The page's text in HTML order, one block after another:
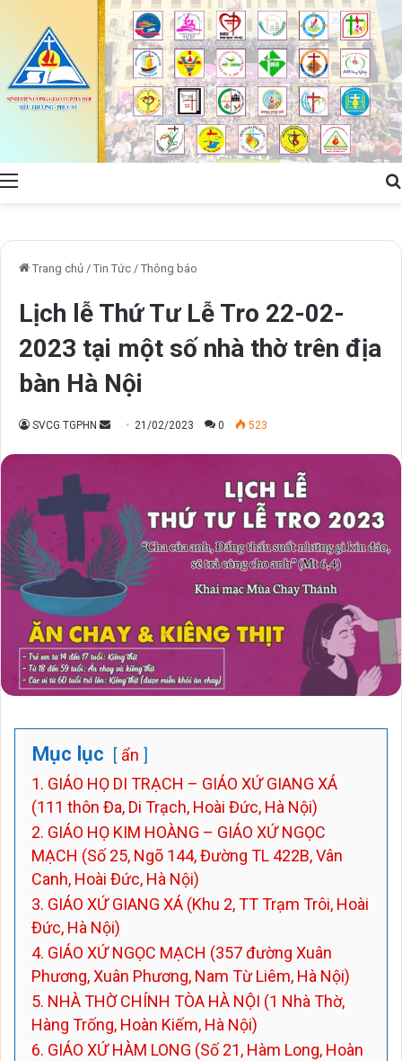
Menu
Trang chủ / Tin Tức / Thông báo
Lịch lễ Thứ Tư Lễ Tro 22-02-
2023 tại một số nhà thờ trên địa
bàn Hà Nội
SVCG TGPHN
Send 21/02/2023 0 523
Mục lục
ẩn
1. GIÁO HỌ DI TRẠCH – GIÁO XỨ GIANG XÁ
(111 thôn Đa, Di Trạch, Hoài Đức, Hà Nội)
2. GIÁO HỌ KIM HOÀNG – GIÁO XỨ NGỌC
MẠCH (Số 25, Ngõ 144, Đường TL 422B, Vân
Canh, Hoài Đức, Hà Nội)
3. GIÁO XỨ GIANG XÁ (Khu 2, TT Trạm Trôi, Hoài
Đức, Hà Nội)
4. GIÁO XỨ NGỌC MẠCH (357 đường Xuân
Phương, Xuân Phương, Nam Từ Liêm, Hà Nội)
5. NHÀ THỜ CHÍNH TÒA HÀ NỘI (1 Nhà Thờ,
Hàng Trống, Hoàn Kiếm, Hà Nội)
6. GIÁO XỨ HÀM LONG (Số 21, Hàm Long, Hoàn